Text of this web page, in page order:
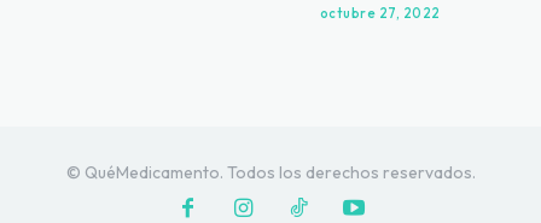
octubre 27, 2022
© QuéMedicamento. Todos los derechos reservados.